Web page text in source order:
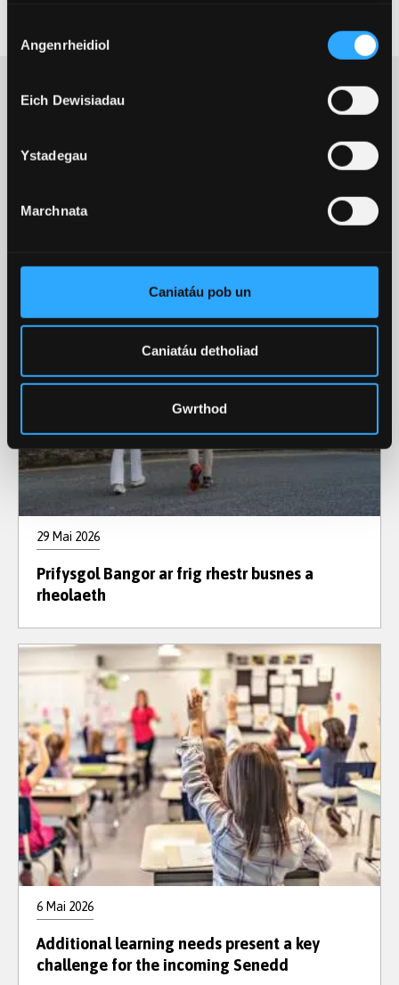
Caniatâd
Angenrheidiol
Eich Dewisiadau
Ystadegau
Marchnata
Caniatáu pob un
Caniatáu detholiad
Gwrthod
Newyddion a
29 Mai 2026
Prifysgol Bangor ar frig rhestr busnes a
rheolaeth
6 Mai 2026
Additional learning needs present a key
challenge for the incoming Senedd